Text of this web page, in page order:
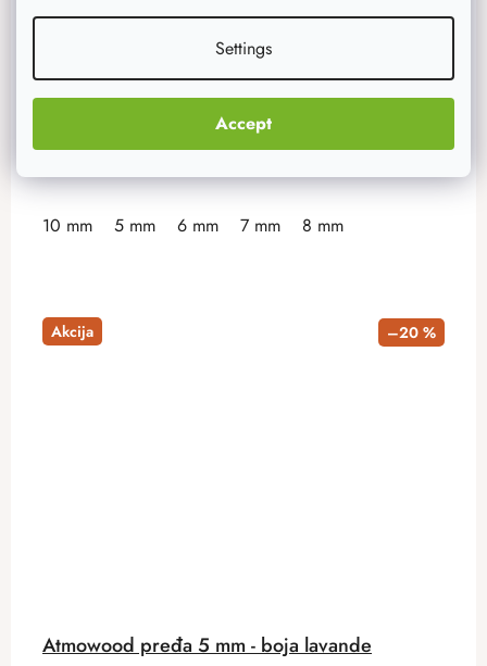
Settings
Accept
DETAIL
10 mm 5 mm 6 mm 7 mm 8 mm
Akcija –20 %
Atmowood pređa 5 mm - boja lavande